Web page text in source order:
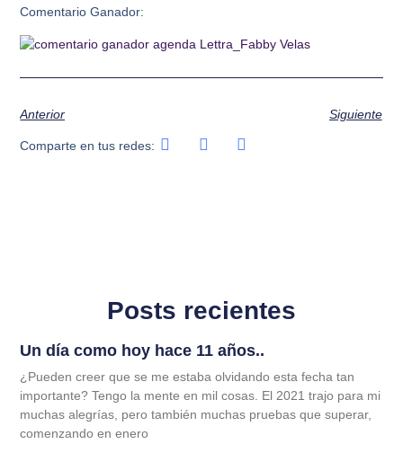
Comentario Ganador:
Anterior Siguiente
Comparte en tus redes:
Posts recientes
Un día como hoy hace 11 años..
¿Pueden creer que se me estaba olvidando esta fecha tan
importante? Tengo la mente en mil cosas. El 2021 trajo para mi
muchas alegrías, pero también muchas pruebas que superar,
comenzando en enero